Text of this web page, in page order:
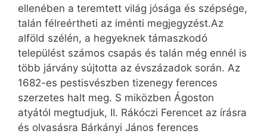
ellenében a teremtett világ jósága és szépsége,
talán félreértheti az iménti megjegyzést.Az
alföld szélén, a hegyeknek támaszkodó
települést számos csapás és talán még ennél is
több járvány sújtotta az évszázadok során. Az
1682-es pestisvészben tizenegy ferences
szerzetes halt meg. S miközben Ágoston
atyától megtudjuk, II. Rákóczi Ferencet az írásra
és olvasásra Bárkányi János ferences